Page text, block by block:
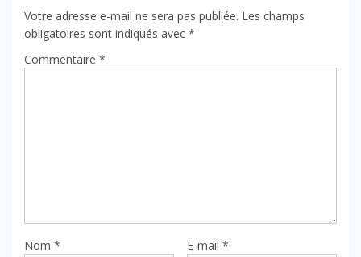
Votre adresse e-mail ne sera pas publiée. Les champs
obligatoires sont indiqués avec *
Commentaire *
Nom * E-mail *